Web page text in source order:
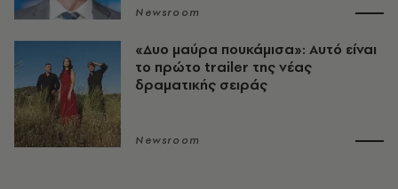
Newsroom
«Δυο μαύρα πουκάμισα»: Αυτό είναι
το πρώτο trailer της νέας
δραματικής σειράς
Newsroom